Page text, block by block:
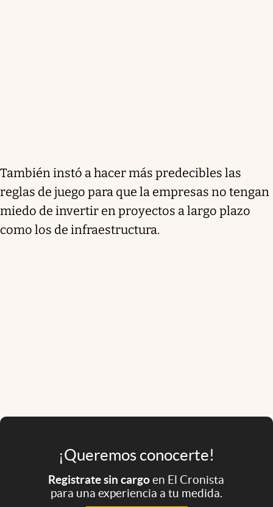
También instó a hacer más predecibles las
reglas de juego para que la empresas no tengan
miedo de invertir en proyectos a largo plazo
como los de infraestructura.
¡Queremos conocerte!
Registrate sin cargoen El Cronista
para una experiencia a tu medida.